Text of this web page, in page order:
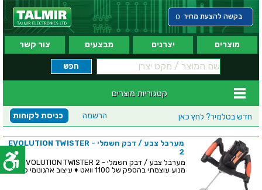
בקשה להצעת מחיר 0
מוצרים יצרנים מבצעים צור קשר
קטגוריות מוצרים
חדש בטלמיר? לחץ כאן כניסת לקוחות הרשמה
מערבל צבע / דבק חשמלי - EVOLUTION TWISTER
2
מערבל צבע / דבק חשמלי - EVOLUTION TWISTER 2 ♦
מנוע עוצמתי בהספק של 1100 וואט ♦ עיצוב ארגונומי לאחי...